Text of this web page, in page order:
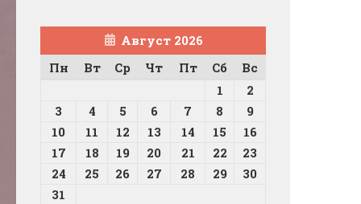
Август 2026
Пн
Вт Ср Чт Пт Сб
Вс
1
2
3
4 5 6 7 8
9
10
11 12 13 14 15
16
17
18 19 20 21 22
23
24
25 26 27 28 29
30
31